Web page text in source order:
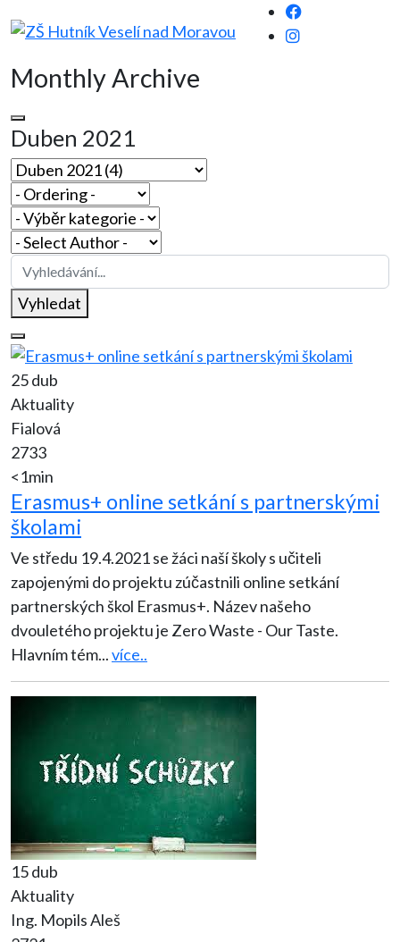
Monthly Archive
Duben 2021
Vyhledat
25 dub
Aktuality
Fialová
2733
<1min
Erasmus+ online setkání s partnerskými
školami
Ve středu 19.4.2021 se žáci naší školy s učiteli
zapojenými do projektu zúčastnili online setkání
partnerských škol Erasmus+. Název našeho
dvouletého projektu je Zero Waste - Our Taste.
Hlavním tém...více..
15 dub
Aktuality
Ing. Mopils Aleš